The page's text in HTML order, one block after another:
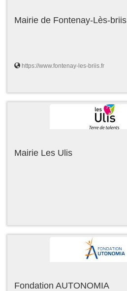
Mairie de Fontenay-Lès-briis
https://www.fontenay-les-briis.fr
Mairie Les Ulis
Fondation AUTONOMIA